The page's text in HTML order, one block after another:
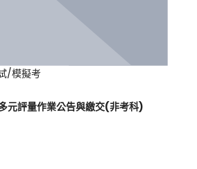
/模擬考
元評量作業公告與繳交(非考科)